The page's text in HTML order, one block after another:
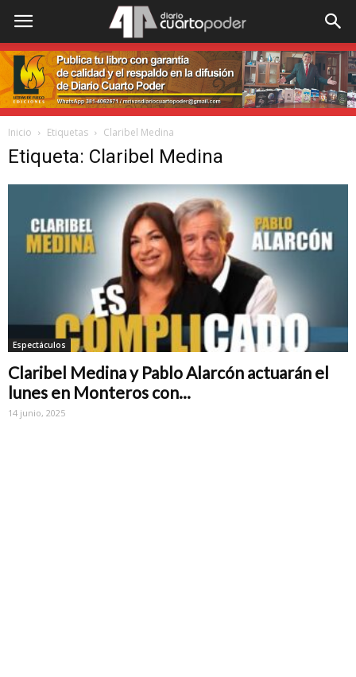
Inicio Etiquetas Claribel Medina
Etiqueta: Claribel Medina
Espectáculos
Claribel Medina y Pablo Alarcón actuarán el
lunes en Monteros con...
14 junio, 2025